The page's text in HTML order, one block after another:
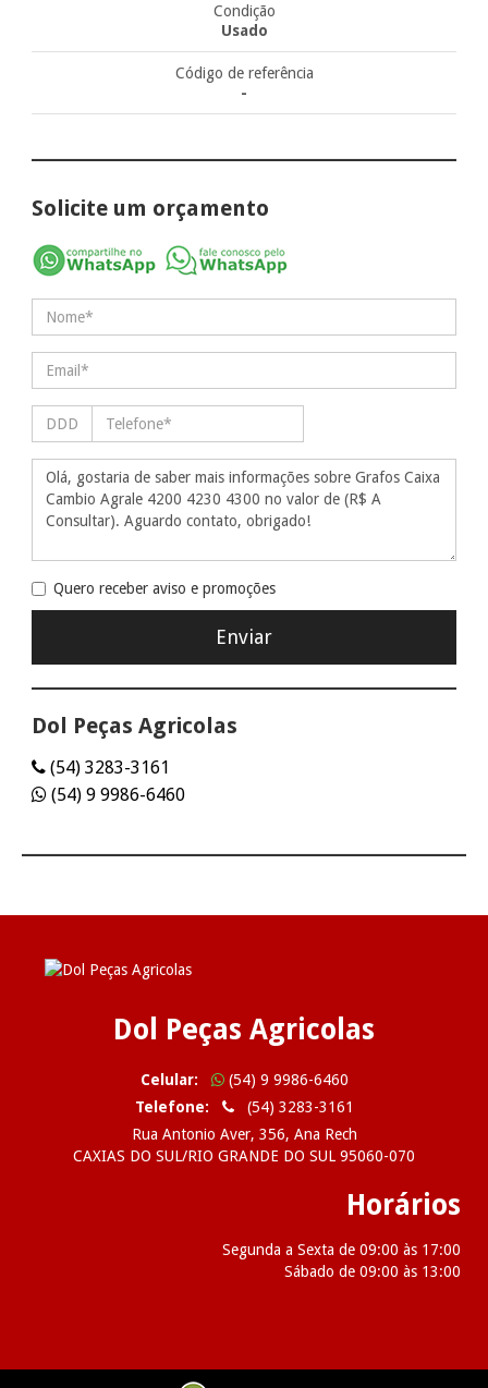
Condição
Usado
Código de referência
-
Solicite um orçamento
Quero receber aviso e promoções
Dol Peças Agricolas
(54) 3283-3161
(54) 9 9986-6460
Dol Peças Agricolas
Celular:
(54) 9 9986-6460
Telefone:
(54) 3283-3161
Rua Antonio Aver, 356, Ana Rech
CAXIAS DO SUL/RIO GRANDE DO SUL 95060-070
Horários
Segunda a Sexta de 09:00 às 17:00
Sábado de 09:00 às 13:00